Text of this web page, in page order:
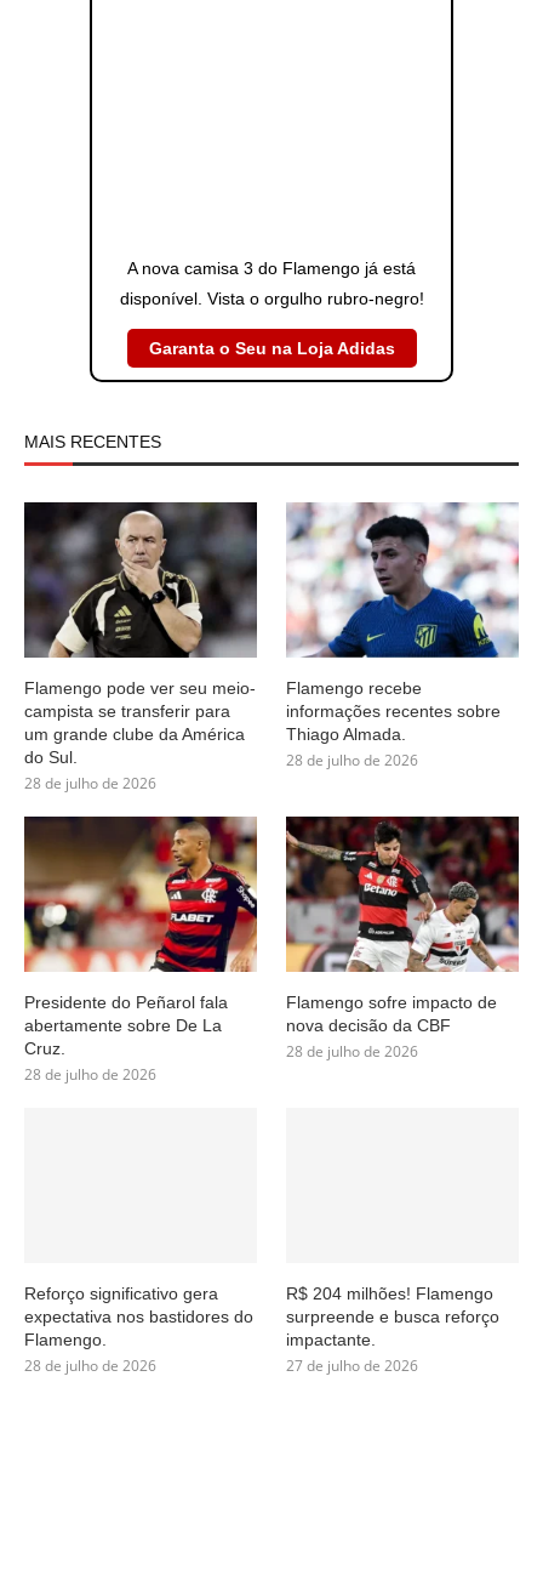
A nova camisa 3 do Flamengo já está
disponível. Vista o orgulho rubro-negro!
Garanta o Seu na Loja Adidas
MAIS RECENTES
Flamengo pode ver seu meio-
campista se transferir para
um grande clube da América
do Sul.
28 de julho de 2026
Flamengo recebe
informações recentes sobre
Thiago Almada.
28 de julho de 2026
Presidente do Peñarol fala
abertamente sobre De La
Cruz.
28 de julho de 2026
Flamengo sofre impacto de
nova decisão da CBF
28 de julho de 2026
Reforço significativo gera
expectativa nos bastidores do
Flamengo.
28 de julho de 2026
R$ 204 milhões! Flamengo
surpreende e busca reforço
impactante.
27 de julho de 2026